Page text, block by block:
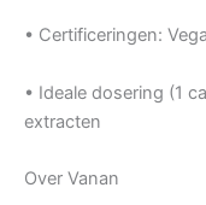
• Certificeringen:
• Ideale dosering (1
extracten
Over Vanan